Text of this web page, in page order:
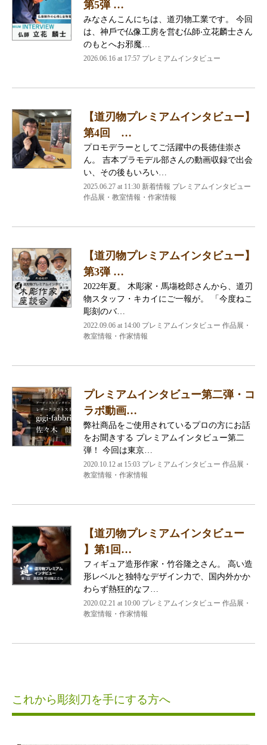
第5弾 …
みなさんこんにちは、道刃物⼯業です。 今回
は、神⼾で仏像⼯房を営む仏師‧⽴花麟⼠さん
のもとへお邪魔…
2026.06.16 at 17:57 プレミアムインタビュー
【道刃物プレミアムインタビュー】
第4回 …
プロモデラーとしてご活躍中の長徳佳崇さ
ん。 吉本プラモデル部さんの動画収録で出会
い、その後もいろい…
2025.06.27 at 11:30 新着情報 プレミアムインタビュー
作品展・教室情報・作家情報
【道刃物プレミアムインタビュー】
第3弾 …
2022年夏。 木彫家・馬塲稔郎さんから、道刃
物スタッフ・キカイにご一報が。 「今度ねこ
彫刻のバ…
2022.09.06 at 14:00 プレミアムインタビュー 作品展・
教室情報・作家情報
プレミアムインタビュー第二弾・コ
ラボ動画…
弊社商品をご使用されているプロの方にお話
をお聞きする プレミアムインタビュー第二
弾！ 今回は東京…
2020.10.12 at 15:03 プレミアムインタビュー 作品展・
教室情報・作家情報
【道刃物プレミアムインタビュー
】第1回…
フィギュア造形作家・竹谷隆之さん。 高い造
形レベルと独特なデザイン力で、国内外かか
わらず熱狂的なフ…
2020.02.21 at 10:00 プレミアムインタビュー 作品展・
教室情報・作家情報
これから彫刻刀を手にする方へ